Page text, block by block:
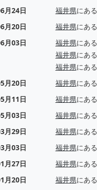
月24日
福井県にある
月20日
福井県にある
月03日
福井県にある
福井県にある
福井県にある
月20日
福井県にある
月11日
福井県にある
月03日
福井県にある
月29日
福井県にある
月03日
福井県にある
月27日
福井県にある
月20日
福井県にある